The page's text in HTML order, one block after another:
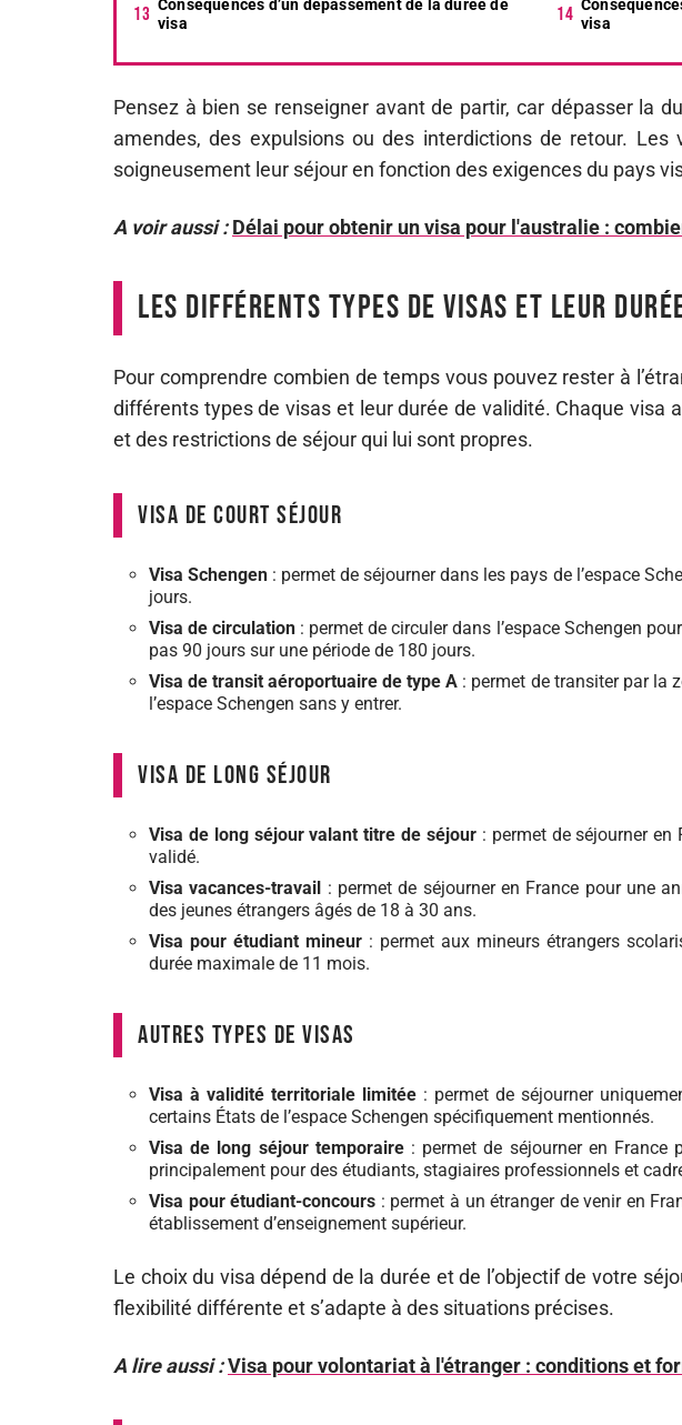
Conséquences d’un dépassement de la durée de
visa
visa
Pensez à bien se renseigner avant de partir, car dépasser la
amendes, des expulsions ou des interdictions de retour. Les
soigneusement leur séjour en fonction des exigences du pays
A voir aussi : Délai pour obtenir un visa pour l'australie :
Les différents types de visas et leur
Pour comprendre combien de temps vous pouvez rester à
différents types de visas et leur durée de validité. Chaque visa
et des restrictions de séjour qui lui sont propres.
Visa de court séjour
Visa Schengen : permet de séjourner dans les pays de l’espace
jours.
Visa de circulation : permet de circuler dans l’espace Schengen
pas 90 jours sur une période de 180 jours.
Visa de transit aéroportuaire de type A : permet de transiter par la
l’espace Schengen sans y entrer.
Visa de long séjour
Visa de long séjour valant titre de séjour: permet de séjourner en
validé.
Visa vacances-travail : permet de séjourner en France pour une
des jeunes étrangers âgés de 18 à 30 ans.
Visa pour étudiant mineur : permet aux mineurs étrangers
durée maximale de 11 mois.
Autres types de visas
Visa à validité territoriale limitée : permet de séjourner
certains États de l’espace Schengen spécifiquement mentionnés.
Visa de long séjour temporaire: permet de séjourner en France
principalement pour des étudiants, stagiaires professionnels et
Visa pour étudiant-concours : permet à un étranger de venir en
établissement d’enseignement supérieur.
Le choix du visa dépend de la durée et de l’objectif de votre
flexibilité différente et s’adapte à des situations précises.
A lire aussi :Visa pour volontariat à l'étranger : conditions et